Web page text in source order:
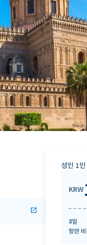
open_in_new
성인 1
KRW
8일
항만